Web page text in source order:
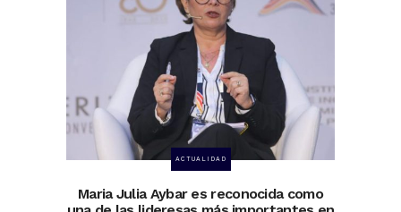
ACTUALIDAD
Maria Julia Aybar es reconocida como